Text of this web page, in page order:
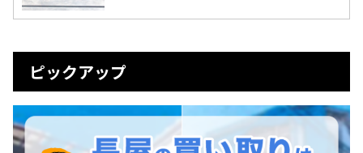
ピックアップ